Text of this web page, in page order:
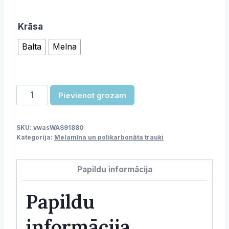
Krāsa
Balta
Melna
Šampanieša
glāze
Pievienot grozam
SKU: vwasWAS91880
Kategorija: Melamīna un polikarbonāta trauki
Papildu informācija
Papildu